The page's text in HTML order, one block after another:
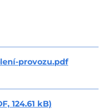
listu.pdf
vše (714.57 kB)